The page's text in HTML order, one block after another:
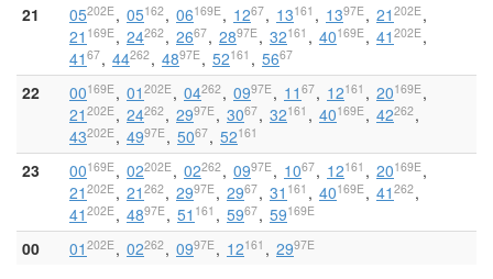
21 05202E 05162 06169E 1267 13161 1397E 21 202E
21 169E 24262 2667 2897E 32161 40169E 41 202E
41 67 44262 4897E 52161 5667
22 00169E 01 202E 04262 0997E 11 67 12161 20169E
21 202E 24262 2997E 3067 32161 40169E 42262
43202E 4997E 5067 52161
23 00169E 02202E 02262 0997E 1067 12161 20169E
21 202E 21 262 2997E 2967 31 161 40169E 41 262
41 202E 4897E 51 161 5967 59169E
00 01 202E 02262 0997E 12161 2997E